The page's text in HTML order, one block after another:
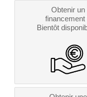
Obtenir un
financement
Bientôt